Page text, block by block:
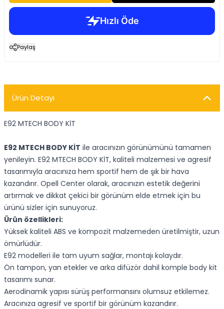
Paylaş
Ürün Detayı
E92 MTECH BODY KİT
E92 MTECH BODY KİT ile aracınızın görünümünü tamamen
yenileyin. E92 MTECH BODY KİT, kaliteli malzemesi ve agresif
tasarımıyla aracınıza hem sportif hem de şık bir hava
kazandırır. Opell Center olarak, aracınızın estetik değerini
artırmak ve dikkat çekici bir görünüm elde etmek için bu
ürünü sizler için sunuyoruz.
Ürün özellikleri:
Yüksek kaliteli ABS ve kompozit malzemeden üretilmiştir, uzun
ömürlüdür.
E92 modelleri ile tam uyum sağlar, montajı kolaydır.
Ön tampon, yan etekler ve arka difüzör dahil komple body kit
tasarımı sunar.
Aerodinamik yapısı sürüş performansını olumsuz etkilemez.
Aracınıza agresif ve sportif bir görünüm kazandırır.